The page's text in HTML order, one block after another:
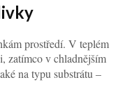
prostředí. V teplém
zatímco v chladnějším
na typu substrátu –